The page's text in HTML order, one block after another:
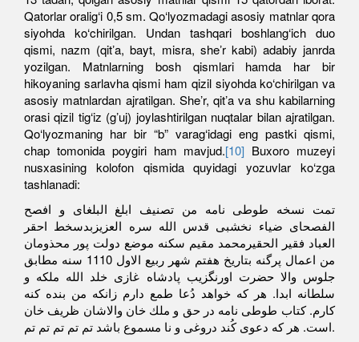
Qatorlar oralig‘i 0,5 sm. Qo‘lyozmadagi asosiy matnlar qora
siyohda ko‘chirilgan. Undan tashqari boshlang‘ich duo
qismi, nazm (qitʼa, bayt, misra, sheʼr kabi) adabiy janrda
yozilgan. Matnlarning bosh qismlari hamda har bir
hikoyaning sarlavha qismi ham qizil siyohda ko‘chirilgan va
asosiy matnlardan ajratilgan. Sheʼr, qitʼa va shu kabilarning
orasi qizil tig‘iz (gʼuj) joylashtirilgan nuqtalar bilan ajratilgan.
Qo‘lyozmaning har bir “b” varag‘idagi eng pastki qismi,
chap tomonida poygiri ham mavjud.[10] Buxoro muzeyi
nusxasining kolofon qismida quyidagi yozuvlar ko‘zga
tashlanadi:
تمت نسخه طوطى نامه من تصنيف ابلغ البلغاى و افصح
الفصحاى ضياء نخشبى قدس الله سره العزيزبدسخط احقر
العباد فقير الحقيرمحمد مقيم سكنه موضع دولت پور محذومان
من اعمال پرگنه بتاريخ هفتم شهر ربيع الاول 1110 سنه مطابق
جلوس والا حضرت اورنگزيب پادشاه غازى خلد الله ملكه و
سلطانه ابدا. هر كه خواهد دُعا طمع دارم زانكه من بنده كنه
كارم. كتاب طوطى نامه در حق و ملك خان والاشان ظريف خان
است. هر كه دعوى كُند دروغى و نا مسموع باشد تم تم تم تم تم.